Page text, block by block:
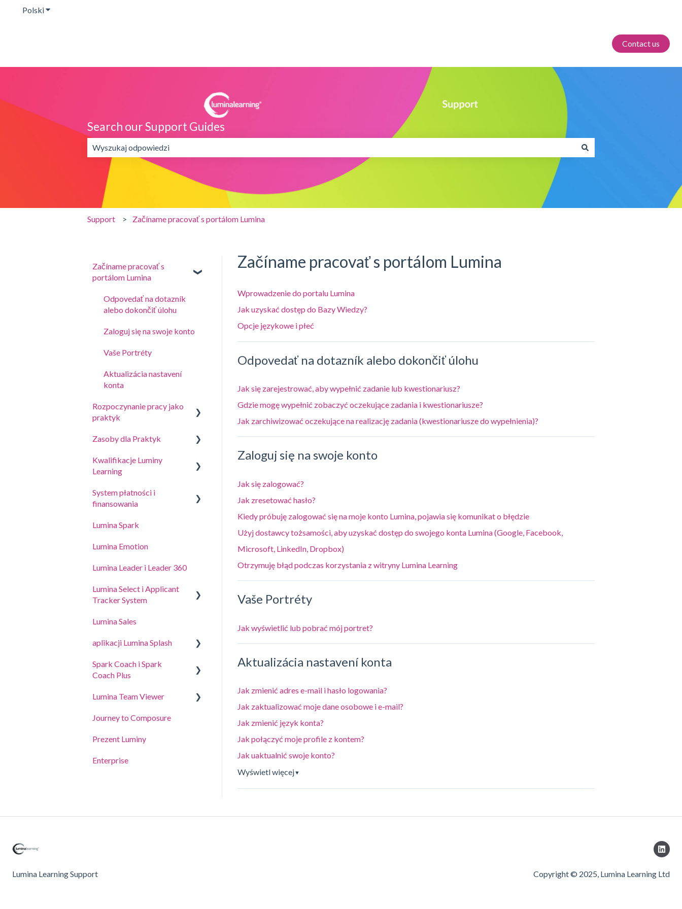
PolskiPokaż podmenu do tłumaczenia
Contact us
Search our Support Guides
Brak sugerowanych wyników, ponieważ pole wyszukiwania jest puste.
Support Začíname pracovať s portálom Lumina
Začíname pracovať s portálom Lumina
Wprowadzenie do portalu Lumina
Jak uzyskać dostęp do Bazy Wiedzy?
Opcje językowe i płeć
Odpovedať na dotazník alebo dokončiť úlohu
Jak się zarejestrować, aby wypełnić zadanie lub kwestionariusz?
Gdzie mogę wypełnić zobaczyć oczekujące zadania i kwestionariusze?
Jak zarchiwizować oczekujące na realizację zadania (kwestionariusze do wypełnienia)?
Zaloguj się na swoje konto
Jak się zalogować?
Jak zresetować hasło?
Kiedy próbuję zalogować się na moje konto Lumina, pojawia się komunikat o błędzie
Użyj dostawcy tożsamości, aby uzyskać dostęp do swojego konta Lumina (Google, Facebook,
Microsoft, LinkedIn, Dropbox)
Otrzymuję błąd podczas korzystania z witryny Lumina Learning
Vaše Portréty
Jak wyświetlić lub pobrać mój portret?
Aktualizácia nastavení konta
Jak zmienić adres e-mail i hasło logowania?
Jak zaktualizować moje dane osobowe i e-mail?
Jak zmienić język konta?
Jak połączyć moje profile z kontem?
Jak uaktualnić swoje konto?
Wyświetl więcej▼
Začíname pracovať s
portálom Lumina
Odpovedať na dotazník
alebo dokončiť úlohu
Zaloguj się na swoje konto
Vaše Portréty
Aktualizácia nastavení
konta
Rozpoczynanie pracy jako
praktyk
Utwórz Projekt, zaproś
Zarządzanie ustawieniami
Zarządzanie ustawieniami
Zasoby dla Praktyk
Przewodniki dotyczące
coachingu i warsztatów
Kwalifikacje Luminy
Learning
Portal edukacyjny online
(LLXP)
System płatności i
finansowania
Kupowanie punktów i
Lumina Spark
Lumina Emotion
Lumina Leader i Leader 360
Lumina Select i Applicant
Tracker System
System Lumina Select i
Lumina Sales
aplikacji Lumina Splash
Pre účastníkov
Spark Coach i Spark
Coach Plus
Przewodniki i prezentacje
Spark Coach
Spark Coach Plus
Lumina Team Viewer
Utwórz, przeglądaj lub
Journey to Composure
Prezent Luminy
Enterprise
Lumina Learning Support Copyright © 2025, Lumina Learning Ltd